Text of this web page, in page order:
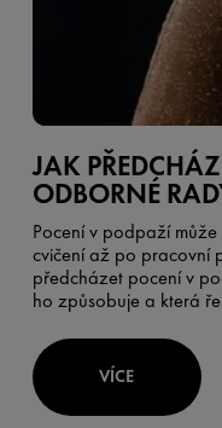
JAK
ODBORNÉ
Pocení v podpaží
cvičení až po pracovní
předcházet pocení v
ho způsobuje a která
VÍCE